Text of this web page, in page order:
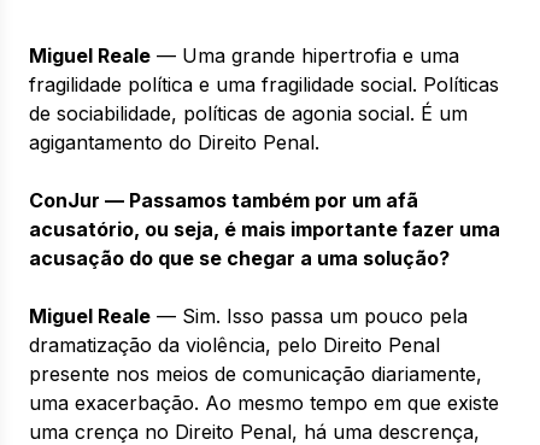
Miguel Reale — Uma grande hipertrofia e uma
fragilidade política e uma fragilidade social. Políticas
de sociabilidade, políticas de agonia social. É um
agigantamento do Direito Penal.
ConJur — Passamos também por um afã
acusatório, ou seja, é mais importante fazer uma
acusação do que se chegar a uma solução?
Miguel Reale — Sim. Isso passa um pouco pela
dramatização da violência, pelo Direito Penal
presente nos meios de comunicação diariamente,
uma exacerbação. Ao mesmo tempo em que existe
uma crença no Direito Penal, há uma descrença,